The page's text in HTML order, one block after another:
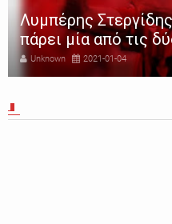
Λυμπέρης
πάρει μία από τις
Unknown 2021-01-04